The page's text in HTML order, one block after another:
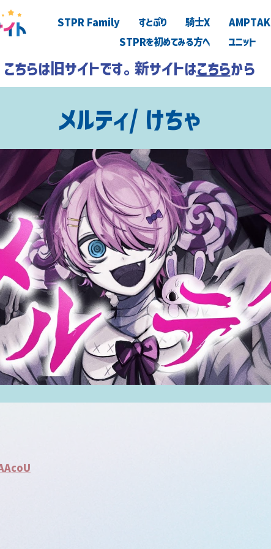
STPR Family すとぷり 騎士X AMPTAK
STPRを初めてみる方へ
ユニット
こちらは旧サイトです。新サイトはこちらから
メルティ/ けちゃ